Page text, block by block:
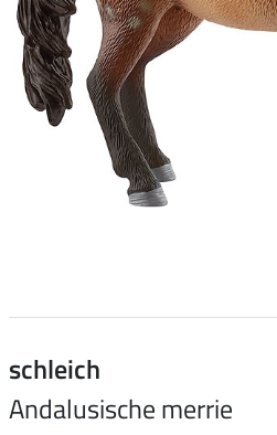
schleich
Andalusische merrie